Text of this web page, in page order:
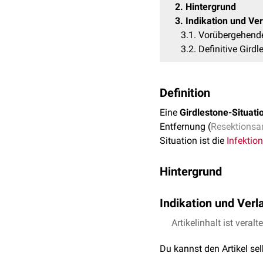
2 Hintergrund
3 Indikation und
3.1
3.2 Definitive
Definition
Eine Girdlestone-
Entfernung (
Situation ist die Infektion
Hintergrund
Girdlestone (1881-
Resektion desFemurs
Beinlängenverkürzung
Indikation und
Heutzutage spielt die
Artikelinhalt ist
Du kannst den Artikel